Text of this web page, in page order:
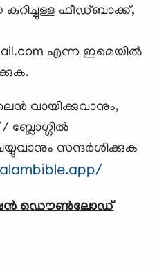
ഫീഡ്ബാക്ക്,
എന്ന ഇമെയില്‍
ബ്ലോഗ്ഗില്‍
സന്ദര്‍ശിക്കുക
ഡൌണ്‍ലോഡ്